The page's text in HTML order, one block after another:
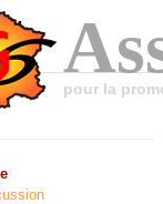
pour la